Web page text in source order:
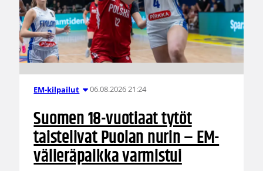
EM-kilpailut 06.08.2026 21:24
Suomen 18-vuotiaat tytöt
taistelivat Puolan nurin – EM-
välieräpaikka varmistui